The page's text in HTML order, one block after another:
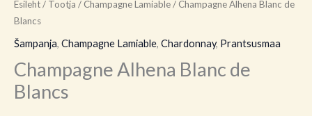
Esileht/ Tootja / Champagne Lamiable/ Champagne Alhena Blanc de
Blancs
Šampanja, Champagne Lamiable, Chardonnay, Prantsusmaa
Champagne Alhena Blanc de
Blancs